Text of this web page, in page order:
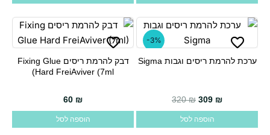
-3%
ערכת להרמת ריסים וגבות Sigma
320₪ 309 ₪
הוספה לסל
דבק להרמת ריסים Fixing Glue
Hard FreiAviver (7ml)
60 ₪
הוספה לסל